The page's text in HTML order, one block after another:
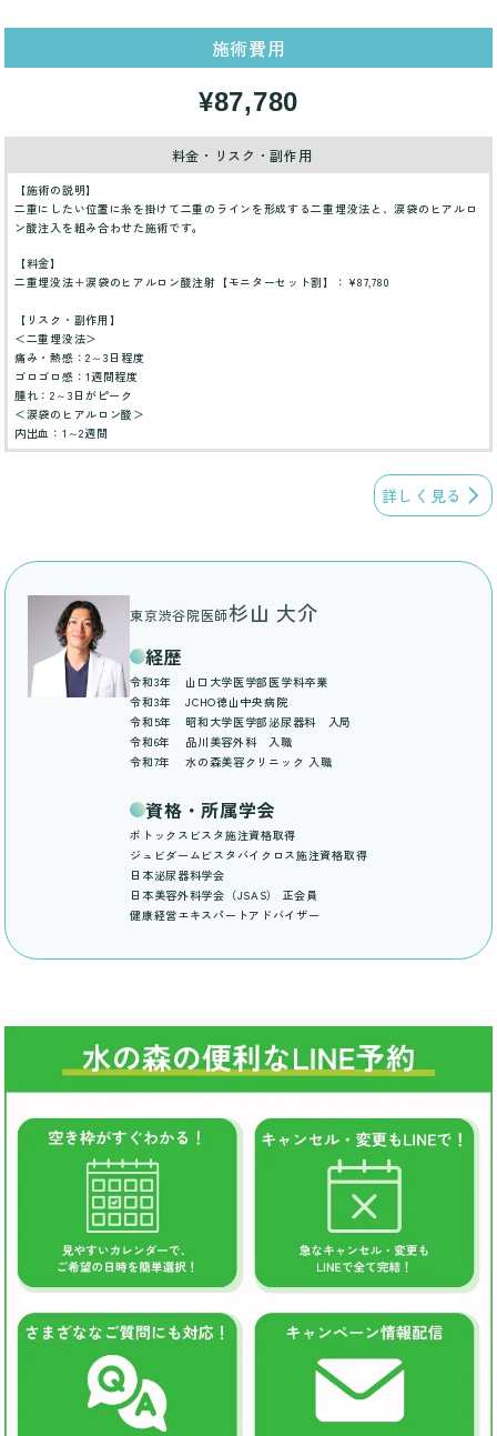
施術費用
¥87,780
料金・リスク・副作用
【施術の説明】
二重にしたい位置に糸を掛けて二重のラインを形成する二重埋没法と、涙袋のヒアルロ
ン酸注入を組み合わせた施術です。
【料金】
二重埋没法＋涙袋のヒアルロン酸注射【モニターセット割】：¥87,780
【リスク・副作用】
＜二重埋没法＞
痛み・熱感：2～3日程度
ゴロゴロ感：1週間程度
腫れ：2～3日がピーク
＜涙袋のヒアルロン酸＞
内出血：1～2週間
詳しく見る
東京渋谷院医師杉山 大介
経歴
令和3年
山口大学医学部医学科卒業
令和3年
JCHO徳山中央病院
令和5年
昭和大学医学部泌尿器科 入局
令和6年
品川美容外科 入職
令和7年
水の森美容クリニック 入職
資格・所属学会
ボトックスビスタ施注資格取得
ジュビダームビスタバイクロス施注資格取得
日本泌尿器科学会
日本美容外科学会（JSAS） 正会員
健康経営エキスパートアドバイザー